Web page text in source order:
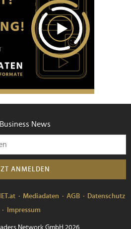
News
ANMELDEN
Mediadaten AGB
Datenschutz
Impressum